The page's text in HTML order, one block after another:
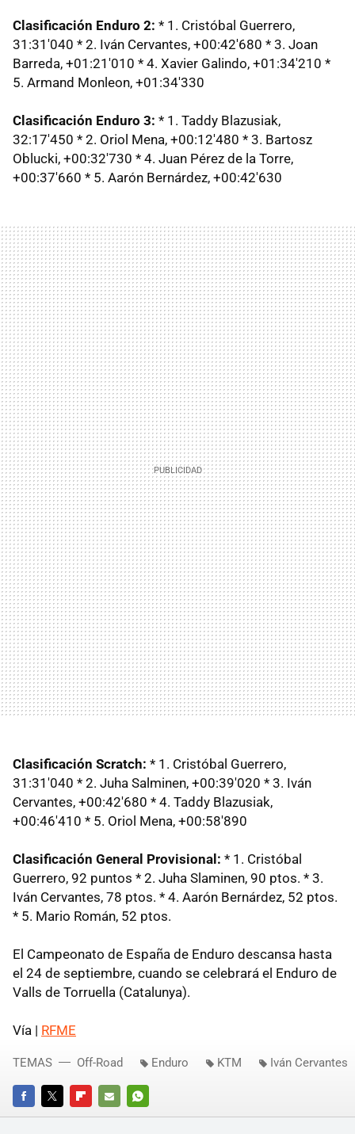
Clasificación Enduro 2: * 1. Cristóbal Guerrero,
31:31'040 * 2. Iván Cervantes, +00:42'680 * 3. Joan
Barreda, +01:21'010 * 4. Xavier Galindo, +01:34'210 *
5. Armand Monleon, +01:34'330
Clasificación Enduro 3: * 1. Taddy Blazusiak,
32:17'450 * 2. Oriol Mena, +00:12'480 * 3. Bartosz
Oblucki, +00:32'730 * 4. Juan Pérez de la Torre,
+00:37'660 * 5. Aarón Bernárdez, +00:42'630
Clasificación Scratch: * 1. Cristóbal Guerrero,
31:31'040 * 2. Juha Salminen, +00:39'020 * 3. Iván
Cervantes, +00:42'680 * 4. Taddy Blazusiak,
+00:46'410 * 5. Oriol Mena, +00:58'890
Clasificación General Provisional: * 1. Cristóbal
Guerrero, 92 puntos * 2. Juha Slaminen, 90 ptos. * 3.
Iván Cervantes, 78 ptos. * 4. Aarón Bernárdez, 52 ptos.
* 5. Mario Román, 52 ptos.
El Campeonato de España de Enduro descansa hasta
el 24 de septiembre, cuando se celebrará el Enduro de
Valls de Torruella (Catalunya).
Vía | RFME
FACEBOOKTWITTERFLIPBOARD
E-
WHATSAPP
TEMAS Off-Road Enduro KTM Iván Cervantes